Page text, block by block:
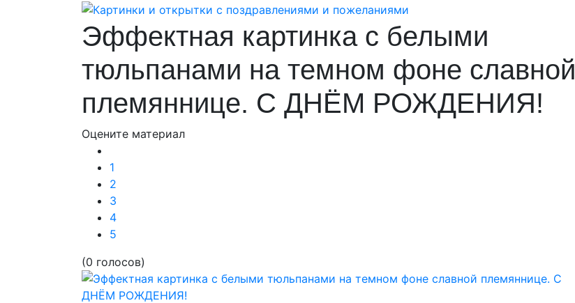
Эффектная картинка с белыми
тюльпанами на темном фоне славной
племяннице. С ДНЁМ РОЖДЕНИЯ!
Оцените материал
1
2
3
4
5
(0 голосов)